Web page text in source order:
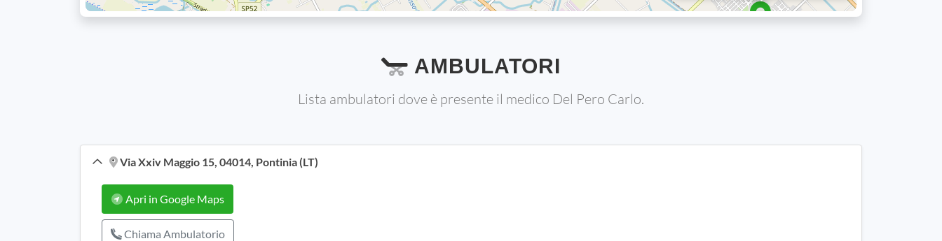
AMBULATORI
Lista ambulatori dove è presente il medico Del Pero Carlo.
Via Xxiv Maggio 15, 04014, Pontinia (LT)
Apri in Google Maps
Chiama Ambulatorio